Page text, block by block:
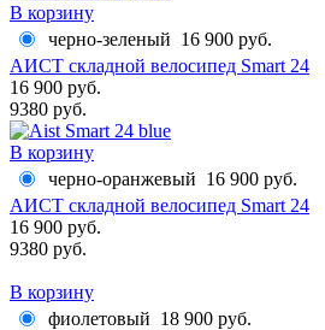
В корзину
черно-зеленый 16 900 руб.
АИСТ складной велосипед Smart 24
16 900 руб.
9380 руб.
В корзину
черно-оранжевый 16 900 руб.
АИСТ складной велосипед Smart 24
16 900 руб.
9380 руб.
В корзину
фиолетовый 18 900 руб.